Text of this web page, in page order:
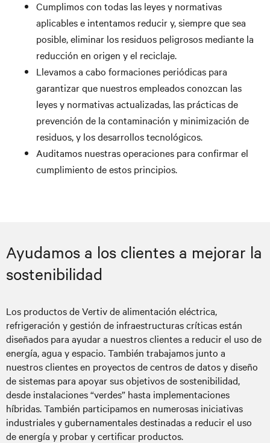
Cumplimos con todas las leyes y normativas
aplicables e intentamos reducir y, siempre que sea
posible, eliminar los residuos peligrosos mediante la
reducción en origen y el reciclaje.
Llevamos a cabo formaciones periódicas para
garantizar que nuestros empleados conozcan las
leyes y normativas actualizadas, las prácticas de
prevención de la contaminación y minimización de
residuos, y los desarrollos tecnológicos.
Auditamos nuestras operaciones para confirmar el
cumplimiento de estos principios.
Ayudamos a los clientes a mejorar la
sostenibilidad
Los productos de Vertiv de alimentación eléctrica,
refrigeración y gestión de infraestructuras críticas están
diseñados para ayudar a nuestros clientes a reducir el uso de
energía, agua y espacio. También trabajamos junto a
nuestros clientes en proyectos de centros de datos y diseño
de sistemas para apoyar sus objetivos de sostenibilidad,
desde instalaciones “verdes” hasta implementaciones
híbridas. También participamos en numerosas iniciativas
industriales y gubernamentales destinadas a reducir el uso
de energía y probar y certificar productos.